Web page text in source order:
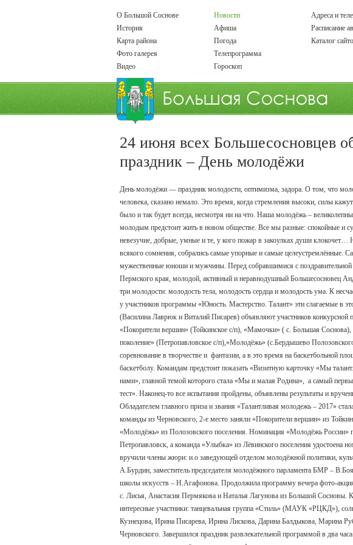
О Большой Соснове
История
Карта района
Фото галерея
Видео
Новости
Афиша
Погода
Телепрограмма
Гороскоп
Адреса и
Расписание
Каталог
24 июня всех Большесосновцев
праздник – День молодёжи
День молодёжи — праздник молодости, оптимизма, задора. О том, что
человека, сказано немало. Это время, когда стремления высоки, силы
было и так будет всегда, несмотря ни на что. Наша молодёжь –
молодым предстоит жить в новом обществе. Все мы разные: спокойные и
невезучие, добрые, умные и те, у кого пожар в закоулках души клокочет…
всякого сомнения, собрались самые упорные и самые
мужественные юноши и мужчины. Перед собравшимися с поздравительной
Пермского края, молодой, активный и неравнодушный Большесосновец
три молодости: молодость тела, молодость сердца и молодость ума. К
у участников программы «Юность. Мастерство. Талант» эти слагаемые в
(Василина Лаврюк и Виталий Писарев) объявляют участников конкурсной
«Покорители вершин» (Тойкинское с/п), «Мамочки» ( с. Большая
поколение» (Петропавловское с/п),»Молодёжь» (с.Бердышево
соревнование в творчестве и фантазии, а в это время на баскетбольной
баскетболу. Командам предстоит показать «Визитную карточку «Мы
нами», главной темой которого стала «Мы и малая Родина», а самый
тест». Наконец-то все испытания пройдены, объявлены результаты и
Обладателем главного приза и звания «Талантливая молодежь – 2017»
команды из Черновского, 2-е место заняли «Покорители вершин» из
«Молодёжь» из Полозовского поселения. Номинация «Молодёжь России»
Петропавловск, а команда «Улыбка» из Лёвинского поселения удостоена
вручили члены жюри: и.о заведующей отделом молодёжной политики,
А.Бурдин, заместитель председателя молодёжного парламента БМР –
школы искусств – Н.Агафонова. Продолжила программу вечера фото-
с. Лисья, Анастасия Пермякова и Наталья Лагунова из Большой Сосновы.
интересные участники: танцевальная группа «Стиль» (МАУК «РЦКД»),
Кузнецова, Ирина Писарева, Ирина Лискова, Дарина Балдыкова, Марина
Черновского. Завершился праздник развлекательной программой в два